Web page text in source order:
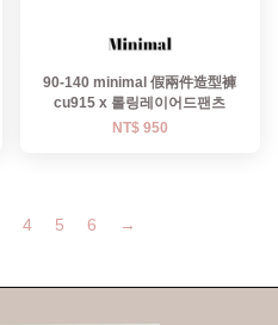
90-140 minimal 假兩件造型褲
cu915 x 롤링레이어드팬츠
NT$ 950
4 5 6 →